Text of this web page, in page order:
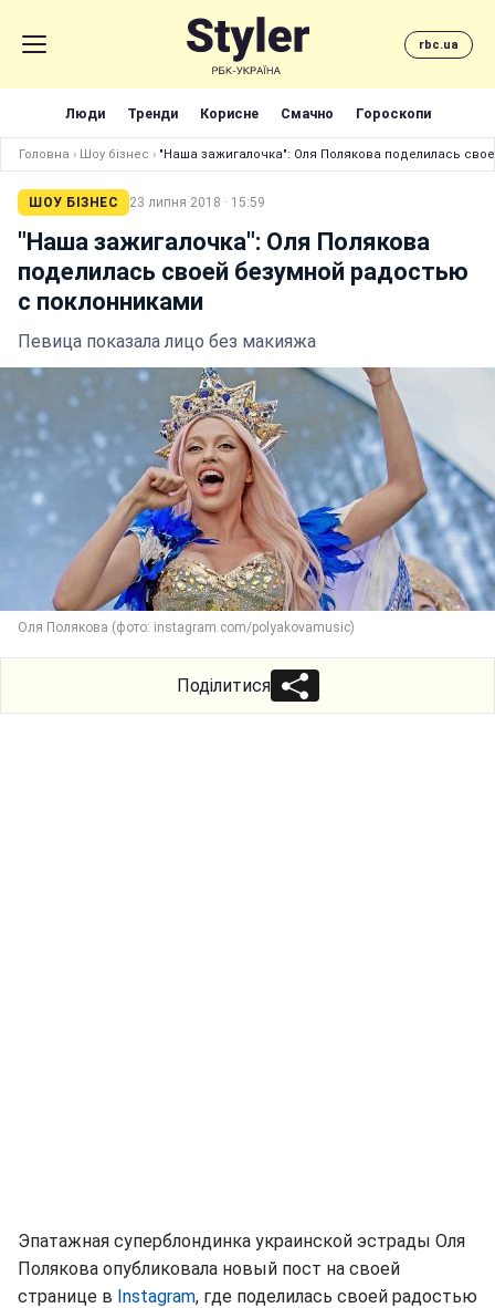
rbc.ua
Люди Тренди Корисне Смачно Гороскопи
Головна › Шоу бізнес › "Наша зажигалочка": Оля Полякова поделилась
ШОУ БІЗНЕС 23 липня 2018 · 15:59
"Наша зажигалочка": Оля Полякова
поделилась своей безумной радостью
с поклонниками
Певица показала лицо без макияжа
Оля Полякова (фото: instagram.com/polyakovamusic)
Поділитися
Эпатажная суперблондинка украинской эстрады Оля
Полякова опубликовала новый пост на своей
странице в Instagram, где поделилась своей радостью